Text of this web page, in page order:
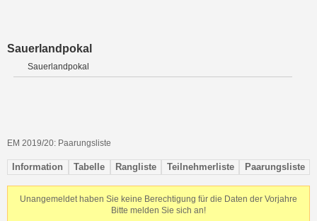
Sauerlandpokal
Sauerlandpokal
EM 2019/20: Paarungsliste
Information Tabelle Rangliste Teilnehmerliste Paarungsliste
Unangemeldet haben Sie keine Berechtigung für die Daten der Vorjahre
Bitte melden Sie sich an!